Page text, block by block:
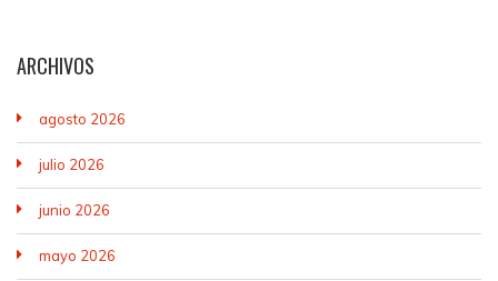
ARCHIVOS
agosto 2026
julio 2026
junio 2026
mayo 2026